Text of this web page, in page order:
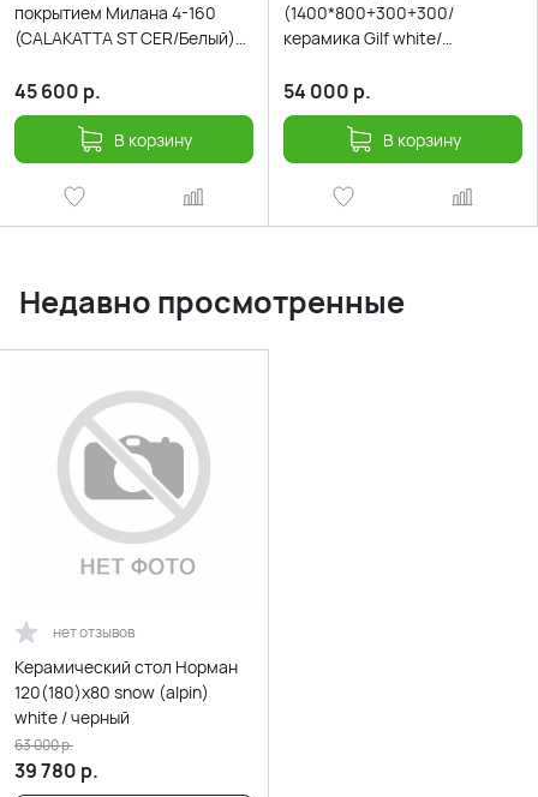
покрытием Милана 4-160
(CALAKATTA ST CER/Белый)
45 600 р.
В корзину
(1400*800+300+300/
керамика Gilf white/
белый)
54 000 р.
В корзину
Недавно просмотренные
нет отзывов
Керамический стол Норман
120(180)х80 snow (alpin)
white / черный
39 780 р.
63 000р.